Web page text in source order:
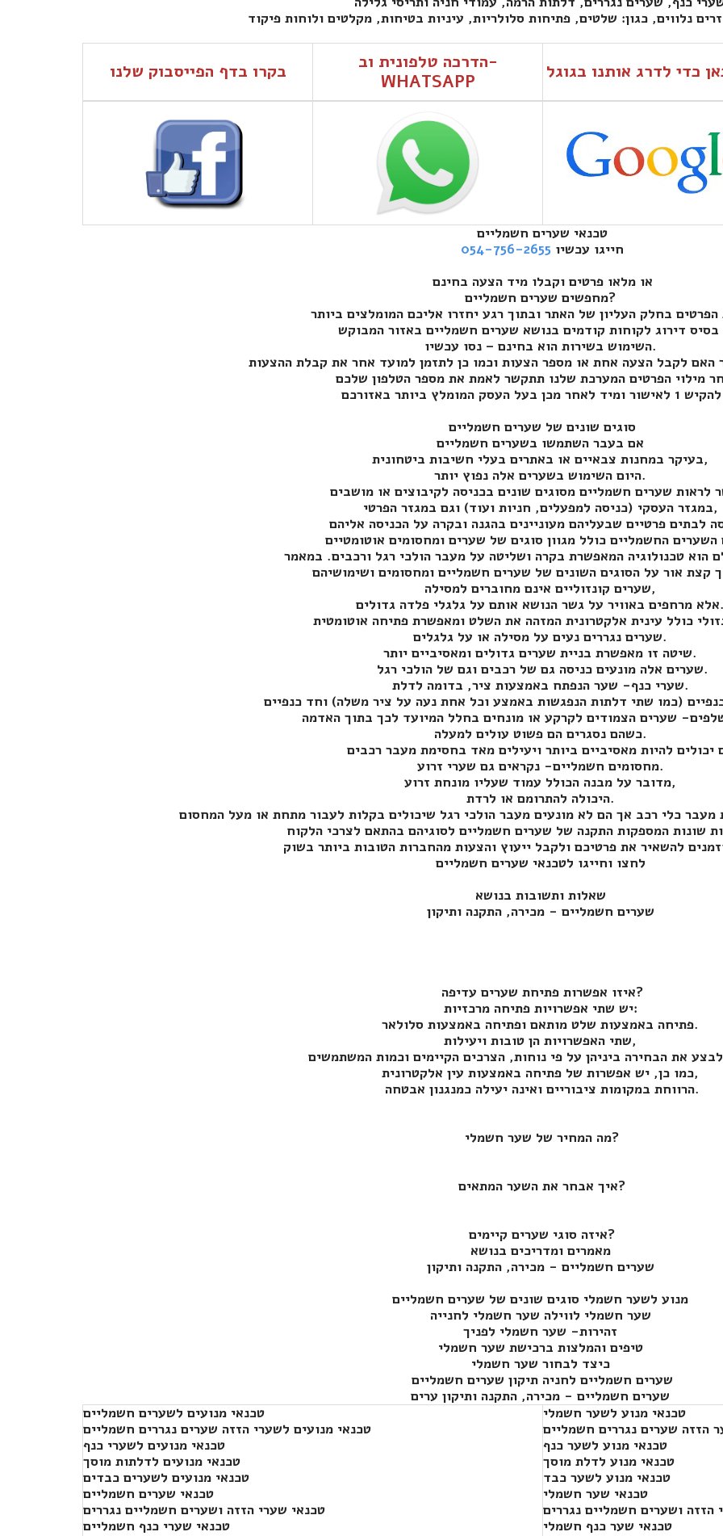
בקרו בדף הפייסבוק שלנו
הדרכה טלפונית וב-
WHATSAPP
כדי לדרג אותנו בגוגל
טכנאי שערים חשמליים
חייגו עכשיו 054-756-2655
או מלאו פרטים וקבלו מיד הצעה בחינם
מחפשים שערים חשמליים?
השימוש בשירות הוא בחינם – נסו עכשיו.
סוגים שונים של שערים חשמליים
בעיקר במחנות צבאיים או באתרים בעלי חשיבות ביטחונית,
היום השימוש בשערים אלה נפוץ יותר.
לראות שערים חשמליים מסוגים שונים בכניסה לקיבוצים
במגזר העסקי (כניסה למפעלים, חניות ועוד) וגם במגזר הפרטי,
שערים קונזוליים אינם מחוברים למסילה,
אלא מרחפים באוויר על גשר הנושא אותם על גלגלי פלדה גדולים.
שערים נגררים נעים על מסילה או על גלגלים.
שיטה זו מאפשרת בניית שערים גדולים ומאסיביים יותר.
שערים אלה מונעים כניסה גם של רכבים וגם של הולכי רגל.
שערי כנף- שער הנפתח באמצעות ציר, בדומה לדלת.
כשהם נסגרים הם פשוט עולים למעלה.
מחסומים חשמליים- נקראים גם שערי זרוע.
מדובר על מבנה הכולל עמוד שעליו מונחת זרוע,
היכולה להתרומם או לרדת.
איזו אפשרות פתיחת שערים עדיפה?
יש שתי אפשרויות פתיחה מרכזיות:
פתיחה באמצעות שלט מותאם ופתיחה באמצעות סלולאר.
שתי האפשרויות הן טובות ויעילות,
כמו כן, יש אפשרות של פתיחה באמצעות עין אלקטרונית,
הרווחת במקומות ציבוריים ואינה יעילה כמנגנון אבטחה.
מה המחיר של שער חשמלי?
איך אבחר את השער המתאים?
איזה סוגי שערים קיימים?
מאמרים ומדריכים בנושא
טיפים והמלצות ברכישת שער חשמלי
כיצד לבחור שער חשמלי
שערים חשמליים לחניה תיקון שערים חשמליים
טכנאי מנועים לשערים חשמליים
טכנאי מנועים לשערי הזזה שערים נגררים חשמליים
טכנאי מנועים לשערי כנף
טכנאי מנועים לדלתות מוסך
טכנאי מנועים לשערים כבדים
טכנאי שערים חשמליים
טכנאי שערי הזזה ושערים חשמליים נגררים
טכנאי שערי כנף חשמליים
טכנאי מנוע לשער חשמלי
הזזה שערים נגררים חשמליים
טכנאי מנוע לשער כנף
טכנאי מנוע לדלת מוסך
טכנאי מנוע לשער כבד
טכנאי שער חשמלי
הזזה ושערים חשמליים נגררים
טכנאי שער כנף חשמלי